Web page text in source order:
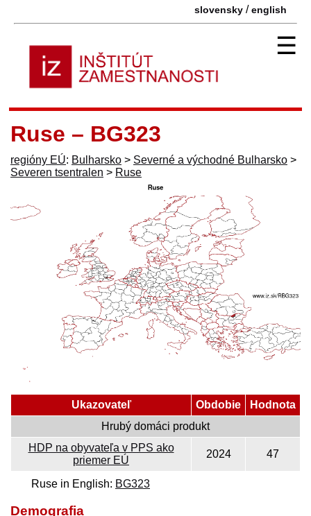
slovensky /english
☰
Ruse – BG323
regióny EÚ: Bulharsko > Severné a východné Bulharsko >
Severen tsentralen > Ruse
Ukazovateľ Obdobie
Hodnota
Hrubý domáci produkt
HDP na obyvateľa v PPS ako
priemer EÚ
2024 47
Ruse in English: BG323
Demografia